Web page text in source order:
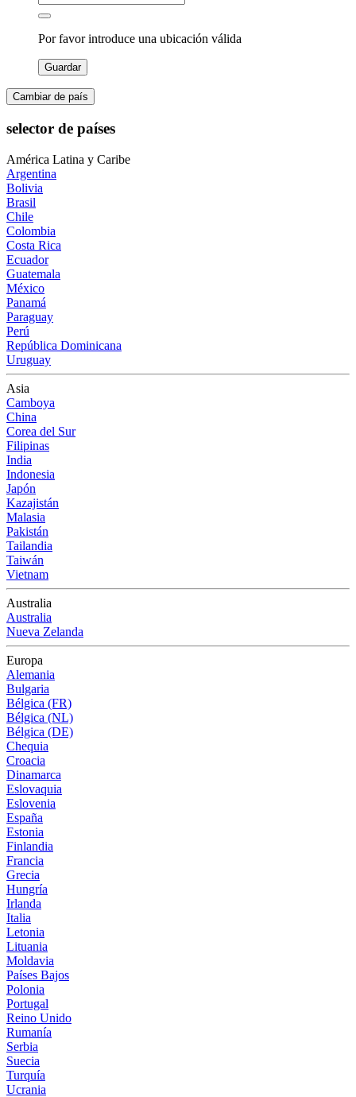
Por favor introduce una ubicación válida
Guardar
Cambiar de país
selector de países
América Latina y Caribe
Argentina
Bolivia
Brasil
Chile
Colombia
Costa Rica
Ecuador
Guatemala
México
Panamá
Paraguay
Perú
República Dominicana
Uruguay
Asia
Camboya
China
Corea del Sur
Filipinas
India
Indonesia
Japón
Kazajistán
Malasia
Pakistán
Tailandia
Taiwán
Vietnam
Australia
Australia
Nueva Zelanda
Europa
Alemania
Bulgaria
Bélgica (FR)
Bélgica (NL)
Bélgica (DE)
Chequia
Croacia
Dinamarca
Eslovaquia
Eslovenia
España
Estonia
Finlandia
Francia
Grecia
Hungría
Irlanda
Italia
Letonia
Lituania
Moldavia
Países Bajos
Polonia
Portugal
Reino Unido
Rumanía
Serbia
Suecia
Turquía
Ucrania